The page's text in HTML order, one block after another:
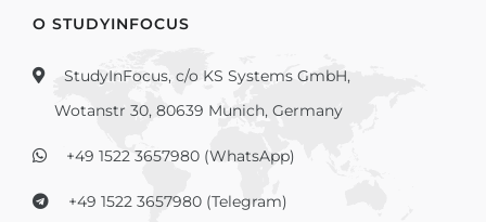
О STUDYINFOCUS
StudyInFocus, c/o KS Systems GmbH,
Wotanstr 30, 80639 Munich, Germany
+49 1522 3657980 (WhatsApp)
+49 1522 3657980 (Telegram)